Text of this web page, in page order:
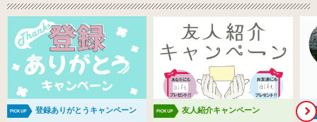
登録ありがとうキャンペーン 友人紹介キャンペーン